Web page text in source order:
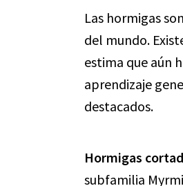
Las hormigas
del mundo.
estima que aún
aprendizaje
destacados.
Hormigas
subfamilia